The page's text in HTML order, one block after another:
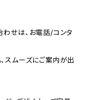
せは、お電話/コンタ
スムーズにご案内が出